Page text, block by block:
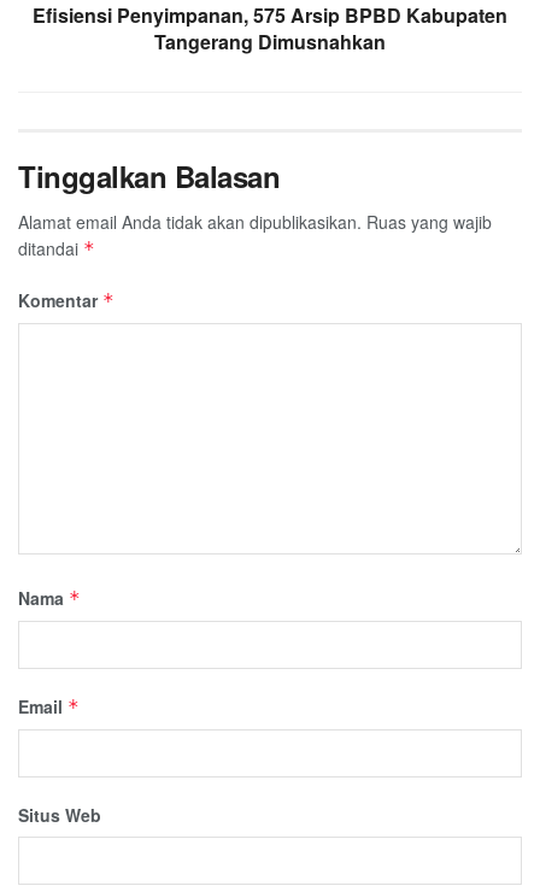
Efisiensi Penyimpanan, 575 Arsip BPBD Kabupaten
Tangerang Dimusnahkan
Tinggalkan Balasan
Alamat email Anda tidak akan dipublikasikan. Ruas yang wajib
ditandai *
Komentar *
Nama *
Email *
Situs Web